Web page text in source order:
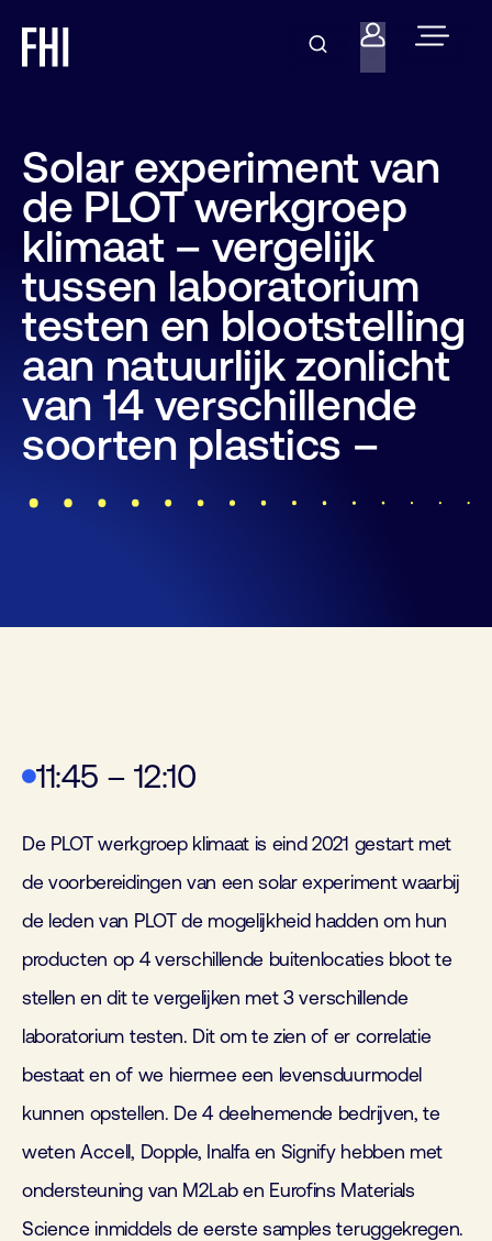
Solar experiment van
de PLOT werkgroep
klimaat – vergelijk
tussen laboratorium
testen en blootstelling
aan natuurlijk zonlicht
van 14 verschillende
soorten plastics –
11:45 – 12:10
De PLOT werkgroep klimaat is eind 2021 gestart met
de voorbereidingen van een solar experiment waarbij
de leden van PLOT de mogelijkheid hadden om hun
producten op 4 verschillende buitenlocaties bloot te
stellen en dit te vergelijken met 3 verschillende
laboratorium testen. Dit om te zien of er correlatie
bestaat en of we hiermee een levensduurmodel
kunnen opstellen. De 4 deelnemende bedrijven, te
weten Accell, Dopple, Inalfa en Signify hebben met
ondersteuning van M2Lab en Eurofins Materials
Science inmiddels de eerste samples teruggekregen.